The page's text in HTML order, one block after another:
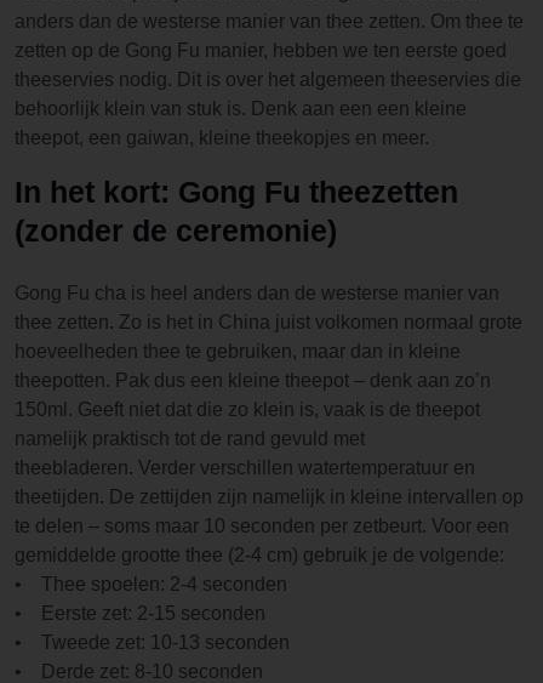
anders dan de westerse manier van thee zetten. Om thee te
zetten op de Gong Fu manier, hebben we ten eerste goed
theeservies nodig. Dit is over het algemeen theeservies die
behoorlijk klein van stuk is. Denk aan een een kleine
theepot, een gaiwan, kleine theekopjes en meer.
In het kort: Gong Fu theezetten
(zonder de ceremonie)
Gong Fu cha is heel anders dan de westerse manier van
thee zetten. Zo is het in China juist volkomen normaal grote
hoeveelheden thee te gebruiken, maar dan in kleine
theepotten. Pak dus een kleine theepot – denk aan zo’n
150ml. Geeft niet dat die zo klein is, vaak is de theepot
namelijk praktisch tot de rand gevuld met
theebladeren. Verder verschillen watertemperatuur en
theetijden. De zettijden zijn namelijk in kleine intervallen op
te delen – soms maar 10 seconden per zetbeurt. Voor een
gemiddelde grootte thee (2-4 cm) gebruik je de volgende:
• Thee spoelen: 2-4 seconden
• Eerste zet: 2-15 seconden
• Tweede zet: 10-13 seconden
• Derde zet: 8-10 seconden